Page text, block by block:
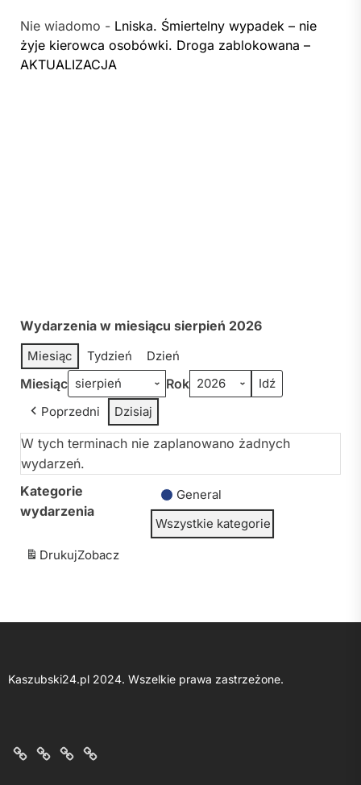
Nie wiadomo - Lniska. Śmiertelny wypadek – nie
żyje kierowca osobówki. Droga zablokowana –
AKTUALIZACJA
Wydarzenia w miesiącu sierpień 2026
Miesiąc Tydzień Dzień
Miesiąc Rok
Poprzedni Dzisiaj
W tych terminach nie zaplanowano żadnych
wydarzeń.
Kategorie
wydarzenia
General
Wszystkie kategorie
DrukujZobacz
Kaszubski24.pl 2024. Wszelkie prawa zastrzeżone.
O
KontaktPolitykaRegulamin